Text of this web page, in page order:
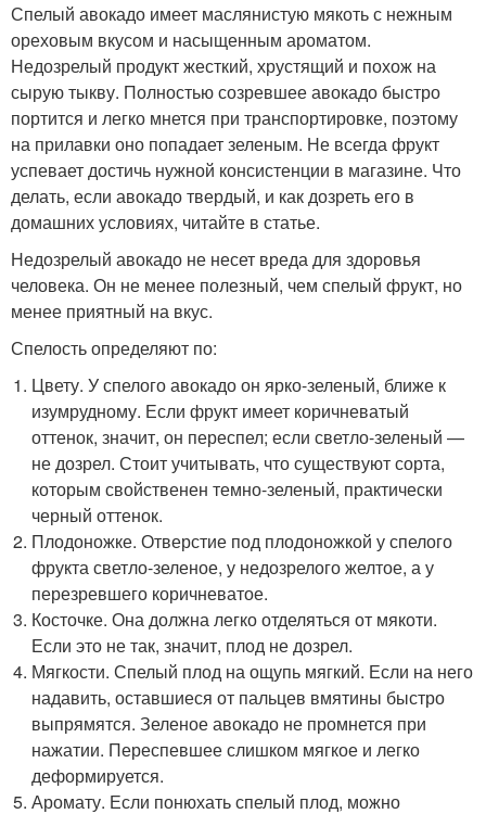
Спелый авокадо имеет маслянистую мякоть с нежным
ореховым вкусом и насыщенным ароматом.
Недозрелый продукт жесткий, хрустящий и похож на
сырую тыкву. Полностью созревшее авокадо быстро
портится и легко мнется при транспортировке, поэтому
на прилавки оно попадает зеленым. Не всегда фрукт
успевает достичь нужной консистенции в магазине. Что
делать, если авокадо твердый, и как дозреть его в
домашних условиях, читайте в статье.
Недозрелый авокадо не несет вреда для здоровья
человека. Он не менее полезный, чем спелый фрукт, но
менее приятный на вкус.
Спелость определяют по:
Цвету. У спелого авокадо он ярко-зеленый, ближе к
изумрудному. Если фрукт имеет коричневатый
оттенок, значит, он переспел; если светло-зеленый —
не дозрел. Стоит учитывать, что существуют сорта,
которым свойственен темно-зеленый, практически
черный оттенок.
Плодоножке. Отверстие под плодоножкой у спелого
фрукта светло-зеленое, у недозрелого желтое, а у
перезревшего коричневатое.
Косточке. Она должна легко отделяться от мякоти.
Если это не так, значит, плод не дозрел.
Мягкости. Спелый плод на ощупь мягкий. Если на него
надавить, оставшиеся от пальцев вмятины быстро
выпрямятся. Зеленое авокадо не промнется при
нажатии. Переспевшее слишком мягкое и легко
деформируется.
Аромату. Если понюхать спелый плод, можно